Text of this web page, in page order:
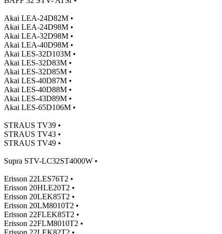
Akai LEA-24D82M •
Akai LEA-24D98M •
Akai LEA-32D98M •
Akai LEA-40D98M •
Akai LES-32D103M •
Akai LES-32D83M •
Akai LES-32D85M •
Akai LES-40D87M •
Akai LES-40D88M •
Akai LES-43D89M •
Akai LES-65D106M •
STRAUS TV39 •
STRAUS TV43 •
STRAUS TV49 •
Supra STV-LC32ST4000W •
Erisson 22LES76T2 •
Erisson 20HLE20T2 •
Erisson 20LEK85T2 •
Erisson 20LM8010T2 •
Erisson 22FLEK85T2 •
Erisson 22FLM8010T2 •